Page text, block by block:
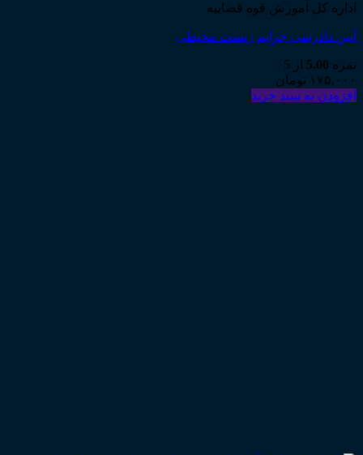
اداره کل آموزش قوه قضاییه
آیین دادرسی جرایم زیست محیطی
نمره 5.00 از 5
۱۷۵,۰۰۰ تومان
افزودن به سبد خرید